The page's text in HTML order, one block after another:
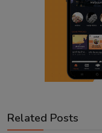
Related Posts